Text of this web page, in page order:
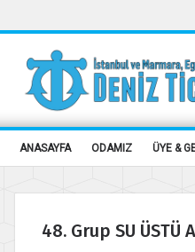
ANASAYFA ODAMIZ ÜYE &
48. Grup SU ÜSTÜ